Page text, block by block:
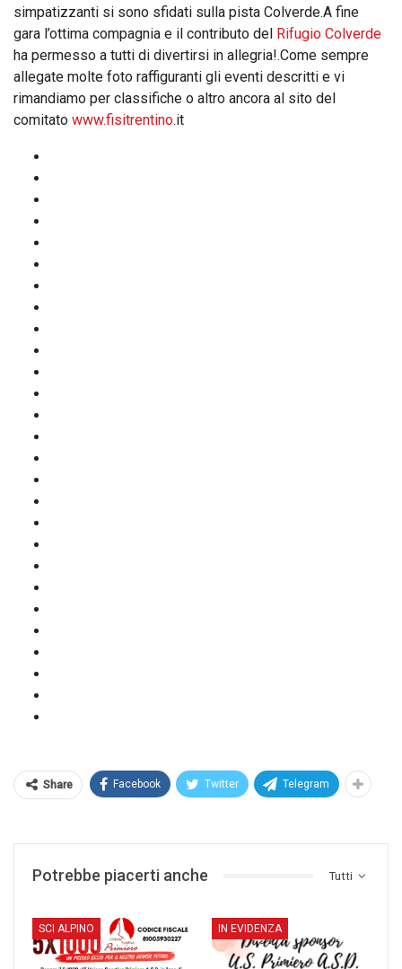
simpatizzanti si sono sfidati sulla pista Colverde.A fine
gara l’ottima compagnia e il contributo del Rifugio Colverde
ha permesso a tutti di divertirsi in allegria!.Come sempre
allegate molte foto raffiguranti gli eventi descritti e vi
rimandiamo per classifiche o altro ancora al sito del
comitato www.fisitrentino.it
Share Facebook Twitter Telegram
Tutti
Potrebbe piacerti anche
SCI ALPINO IN EVIDENZA